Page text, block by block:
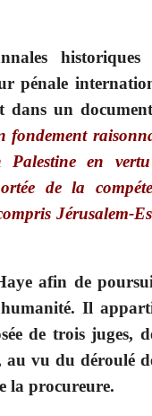
historiques
pénale
dans un
fondement
en
de la
Jérusalem-
afin de
Il
de trois juges,
vu du déroulé
la procureure.